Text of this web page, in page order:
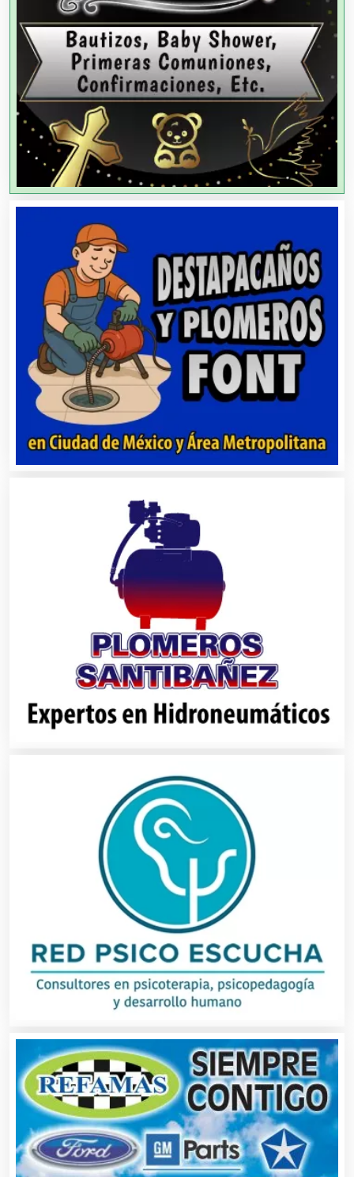
Agencias de Publicidad
Agencias de Viajes
Agricultores
Agricultura y Ganadería
Agua Purificada
Aire Acondicionado
Alarmas
Alimentos
Almacenaje
Alquiler de Autos
Alquiler de Equipos para Fiestas
Alquiler de Sillas y Mesas
Alquiler de Trajes de Etiqueta
Alta Costura
Aluminio
Análisis Clínicos
Análisis de Aguas